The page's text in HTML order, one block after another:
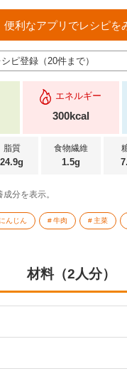
ピ登録（20件まで）
便利なアプリでレシピを
エネルギー
300kcal
脂質
24.9g
食物繊維
1.5g
分を表示。
にんじん 牛肉 主菜
材料（2人分）